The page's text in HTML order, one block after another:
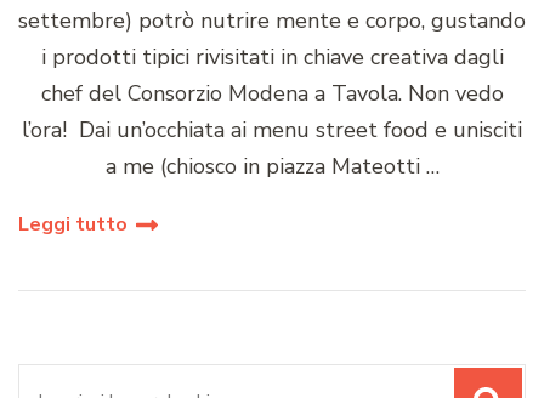
settembre) potrò nutrire mente e corpo, gustando
i prodotti tipici rivisitati in chiave creativa dagli
chef del Consorzio Modena a Tavola. Non vedo
l’ora! Dai un’occhiata ai menu street food e unisciti
a me (chiosco in piazza Mateotti …
Leggi tutto